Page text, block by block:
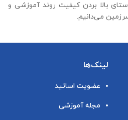
بالا بردن کیفیت روند آموزشی و
می‌دانیم.
لینک‌ها
عضویت اساتید
مجله آموزشی